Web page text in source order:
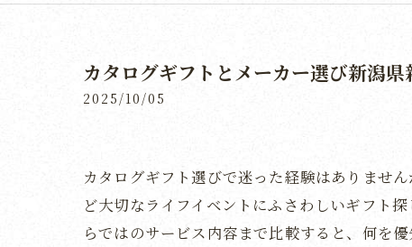
カタログギフトとメーカー選び新潟
2025/10/05
カタログギフト選びで迷った経験はありませ
ど大切なライフイベントにふさわしいギフト
らではのサービス内容まで比較すると、何を